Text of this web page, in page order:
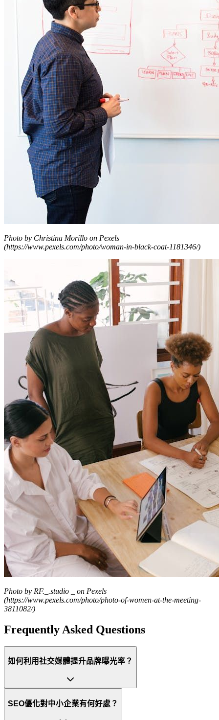
Photo by Christina Morillo on Pexels
(https://www.pexels.com/photo/woman-in-black-coat-1181346/)
Photo by RF._.studio _ on Pexels
(https://www.pexels.com/photo/photo-of-women-at-the-meeting-
3811082/)
Frequently Asked Questions
如何利用社交媒體提升品牌曝光率？
SEO優化對中小企業有何好處？